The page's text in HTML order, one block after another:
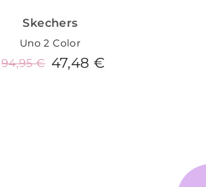
Skechers
Uno 2 Color
47,48 €
94,95 €